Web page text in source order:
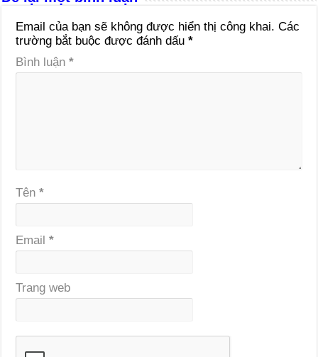
Email của bạn sẽ không được hiển thị công khai. Các
trường bắt buộc được đánh dấu*
Bình luận*
Tên*
Email*
Trang web